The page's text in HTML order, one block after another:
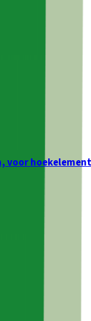
voor hoekelement